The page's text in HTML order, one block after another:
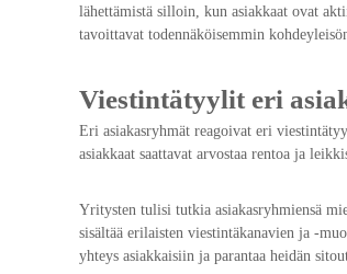
lähettämistä silloin, kun asiakkaat ovat
tavoittavat todennäköisemmin
Viestintätyylit eri
Eri asiakasryhmät reagoivat eri
asiakkaat saattavat arvostaa rentoa ja
Yritysten tulisi tutkia asiakasryhmiensä
sisältää erilaisten viestintäkanavien ja -
yhteys asiakkaisiin ja parantaa heidän